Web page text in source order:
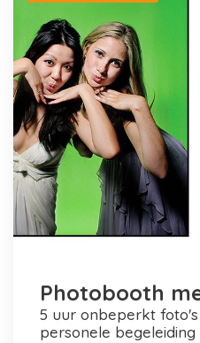
Photobooth
5 uur onbeperkt foto's maken en printen +
personele begeleiding